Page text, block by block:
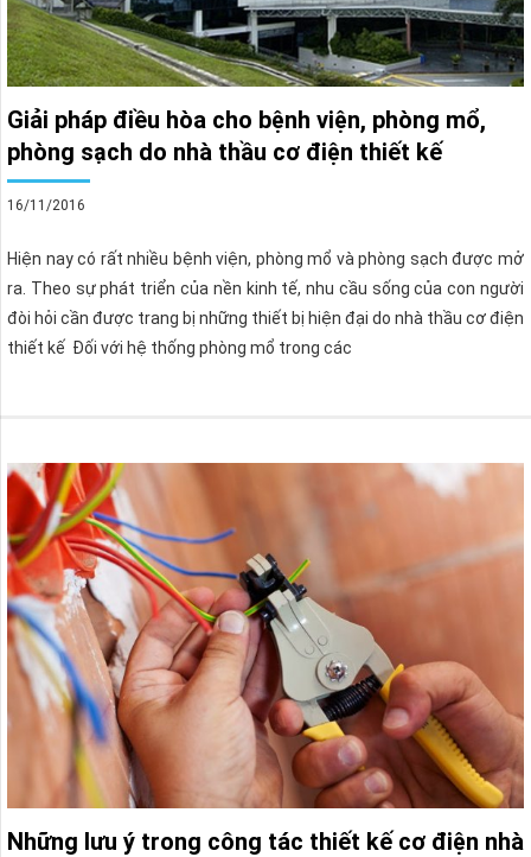
Giải pháp điều hòa cho bệnh viện, phòng mổ,
phòng sạch do nhà thầu cơ điện thiết kế
16/11/2016
Hiện nay có rất nhiều bệnh viện, phòng mổ và phòng sạch được mở
ra. Theo sự phát triển của nền kinh tế, nhu cầu sống của con người
đòi hỏi cần được trang bị những thiết bị hiện đại do nhà thầu cơ điện
thiết kế Đối với hệ thống phòng mổ trong các
Những lưu ý trong công tác thiết kế cơ điện nhà